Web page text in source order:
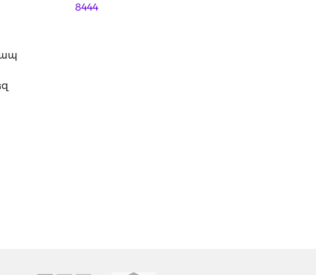
8444